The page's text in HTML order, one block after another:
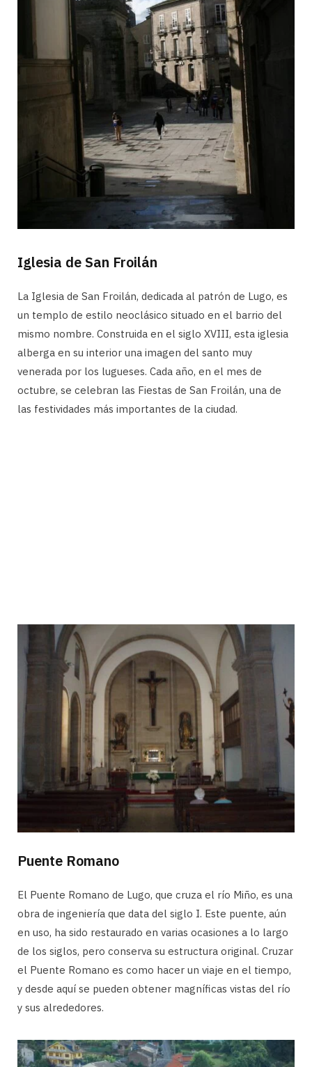
Iglesia de San Froilán
La Iglesia de San Froilán, dedicada al patrón de Lugo, es
un templo de estilo neoclásico situado en el barrio del
mismo nombre. Construida en el siglo XVIII, esta iglesia
alberga en su interior una imagen del santo muy
venerada por los lugueses. Cada año, en el mes de
octubre, se celebran las Fiestas de San Froilán, una de
las festividades más importantes de la ciudad.
Puente Romano
El Puente Romano de Lugo, que cruza el río Miño, es una
obra de ingeniería que data del siglo I. Este puente, aún
en uso, ha sido restaurado en varias ocasiones a lo largo
de los siglos, pero conserva su estructura original. Cruzar
el Puente Romano es como hacer un viaje en el tiempo,
y desde aquí se pueden obtener magníficas vistas del río
y sus alrededores.